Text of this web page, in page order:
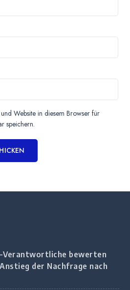
Website in diesem Browser für
speichern.
Verantwortliche bewerten
der Nachfrage nach
bei deutschen